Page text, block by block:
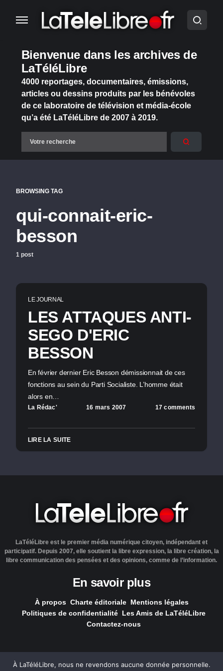
Bienvenue dans les archives de
LaTéléLibre
4000 reportages, documentaires, émissions,
articles ou dessins produits par les bénévoles
de ce laboratoire de télévision et média-école
qu’a été LaTéléLibre de 2007 à 2019.
BROWSING TAG
qui-connait-eric-
besson
1 post
LE JOURNAL
LES ATTAQUES ANTI-
SEGO D'ERIC
BESSON
En février dernier Eric Besson démissionnait de ces
fonctions au sein du Parti Socialiste. L’homme était
alors en…
La Rédac' 16 mars 2007 17 comments
LIRE LA SUITE
LaTéléLibre est le premier média numérique citoyen, indépendant et
participatif. Depuis 2007, elle soutient la libre expression, la libre création, la
libre communication des pensées et des opinions, comme de l’information.
En savoir plus
À propos Charte éditoriale Mentions légales
Politiques de confidentialité Les Amis de LaTéléLibre
Contactez-nous
À LaTéléLibre, nous ne revendons aucune donnée personnelle.